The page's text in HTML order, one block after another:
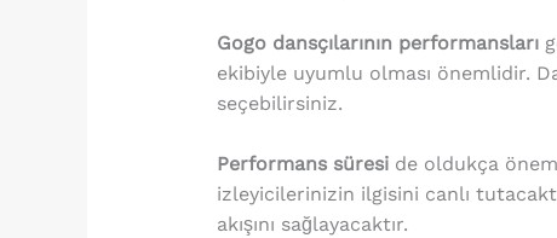
Gogo dansçılarının performansları
ekibiyle uyumlu olması önemlidir.
seçebilirsiniz.
Performans süreside oldukça
izleyicilerinizin ilgisini canlı
akışını sağlayacaktır.